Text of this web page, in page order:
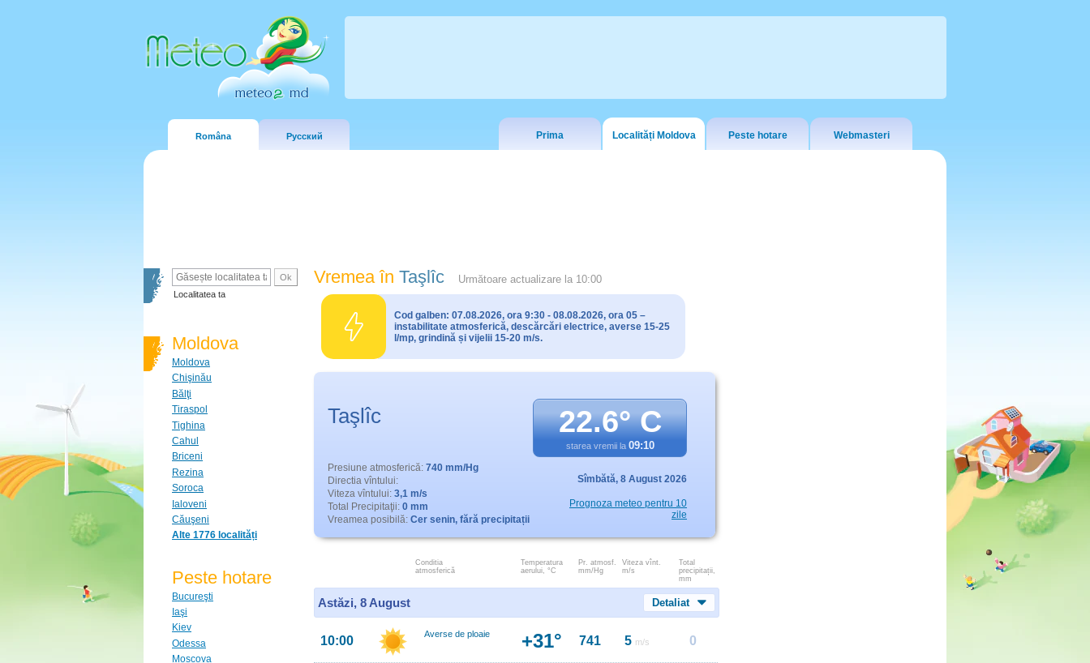
Româna Русский Prima Localități Moldova Peste hotare Webmasteri
Localitatea ta
Moldova
Moldova
Chişinău
Bălţi
Tiraspol
Tighina
Cahul
Briceni
Rezina
Soroca
Ialoveni
Căuşeni
Alte 1776 localități
Peste hotare
Bucureşti
Iaşi
Kiev
Odessa
Moscova
Vremea în Taşlîc Următoare actualizare la 10:00
Cod galben: 07.08.2026, ora 9:30 - 08.08.2026, ora 05 –
instabilitate atmosferică, descărcări electrice, averse 15-25
l/mp, grindină și vijelii 15-20 m/s.
Taşlîc 22.6° C
starea vremii la 09:10
Presiune atmosferică: 740 mm/Hg
Directia vîntului:
Viteza vîntului: 3,1 m/s
Total Precipitaţii: 0 mm
Vreamea posibilă: Cer senin, fără precipitații
Sîmbătă, 8 August 2026
Prognoza meteo pentru 10
zile
Conditia
atmosferică
Temperatura
aerului, °C
Pr. atmosf.
mm/Hg
Viteza vînt.
m/s
Total
precipitații,
mm
Astăzi, 8 August Detaliat
10:00 Averse de ploaie +31° 741 5 m/s 0